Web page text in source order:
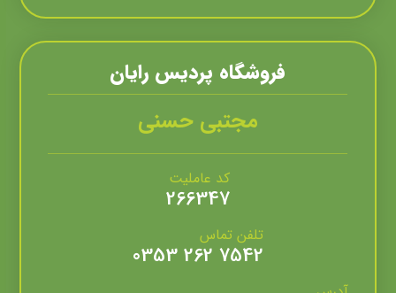
فروشگاه پرديس رايان
مجتبی حسنی
کد عاملیت
266347
تلفن تماس
7542 262 0353